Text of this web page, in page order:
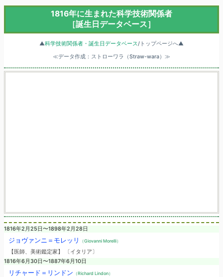
1816年に生まれた科学技術関係者
［誕生日データベース］
▲科学技術関係者・誕生日データベース/トップページへ▲
≪データ作成：ストローワラ（Straw-wara）≫
1816年2月25日〜1898年2月28日
ジョヴァンニ＝モレッリ （Giovanni Morelli）
【医師、美術鑑定家】 〔イタリア〕
1816年6月30日〜1887年6月10日
リチャード＝リンドン （Richard Lindon）